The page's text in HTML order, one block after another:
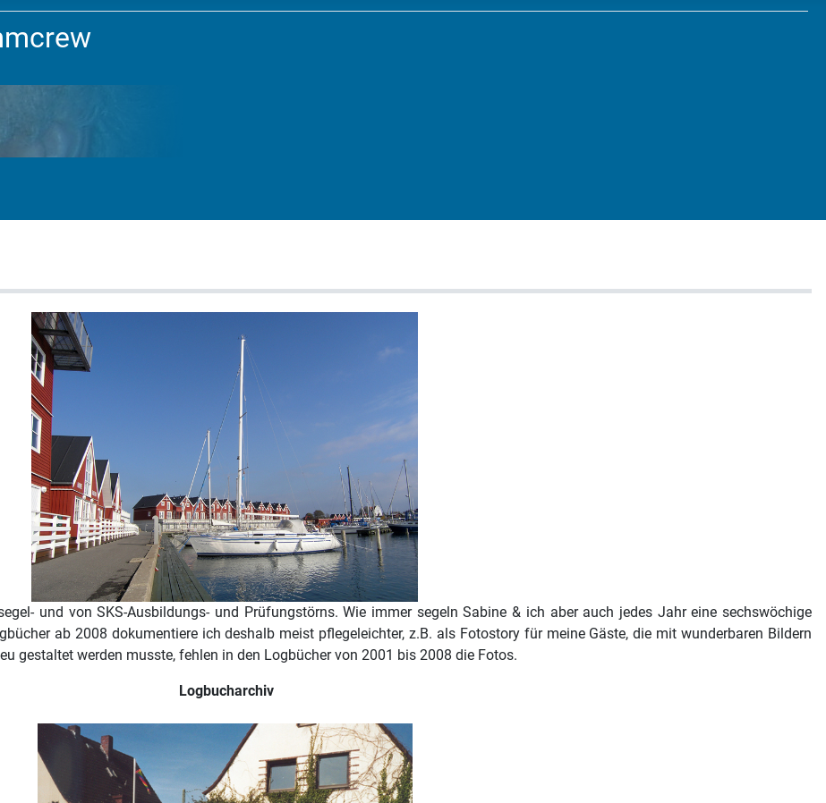
und von SKS-Ausbildungs- und Prüfungstörns. Wie immer segeln Sabine & ich aber auch jedes Jahr eine sechswöchige
ab 2008 dokumentiere ich deshalb meist pflegeleichter, z.B. als Fotostory für meine Gäste, die mit wunderbaren Bildern
gestaltet werden musste, fehlen in den Logbücher von 2001 bis 2008 die Fotos.
Logbucharchiv